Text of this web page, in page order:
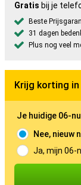
Gratis bij je
Beste
31 dagen
Plus nog veel
Krijg korting in
Je huidige 06-
Nee, nieuw
Ja, mijn 06-